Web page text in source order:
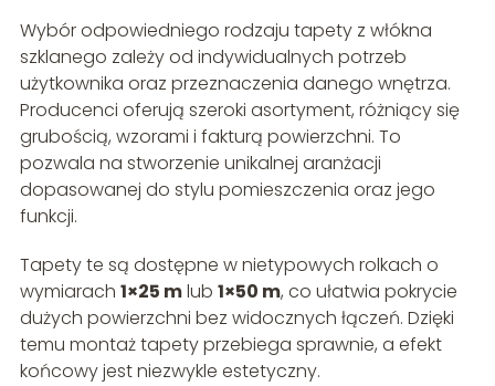
Wybór odpowiedniego rodzaju tapety z włókna
szklanego zależy od indywidualnych potrzeb
użytkownika oraz przeznaczenia danego wnętrza.
Producenci oferują szeroki asortyment, różniący się
grubością, wzorami i fakturą powierzchni. To
pozwala na stworzenie unikalnej aranżacji
dopasowanej do stylu pomieszczenia oraz jego
funkcji.
Tapety te są dostępne w nietypowych rolkach o
wymiarach 1×25 mlub 1×50 m, co ułatwia pokrycie
dużych powierzchni bez widocznych łączeń. Dzięki
temu montaż tapety przebiega sprawnie, a efekt
końcowy jest niezwykle estetyczny.